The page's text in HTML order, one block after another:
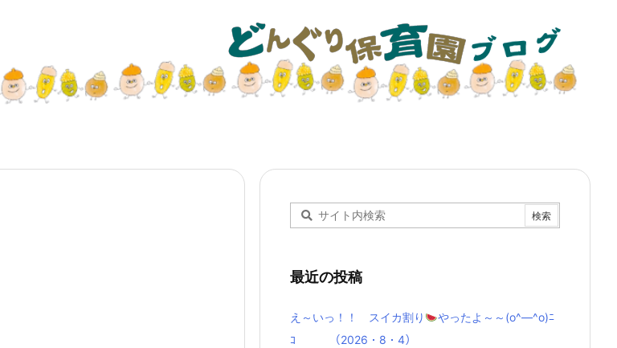
最近の投稿
え～いっ！！ スイカ割り
やったよ～～(o^―^o)ﾆ
ｺ （2026・8・4）